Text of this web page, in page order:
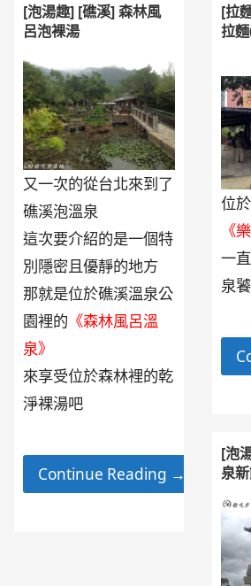
[拉
拉
位
《
一
泉
[泡湯趣] [礁溪] 森林風
呂泡裸湯
又一次的從台北來到了
礁溪泡溫泉
這次要介紹的是一個特
別隱密且優靜的地方
那就是位於礁溪溫泉公
園裡的 《森林風呂溫
泉》
來享受位於森林裡的乾
淨裸湯吧
Continue Reading →
[泡
泉